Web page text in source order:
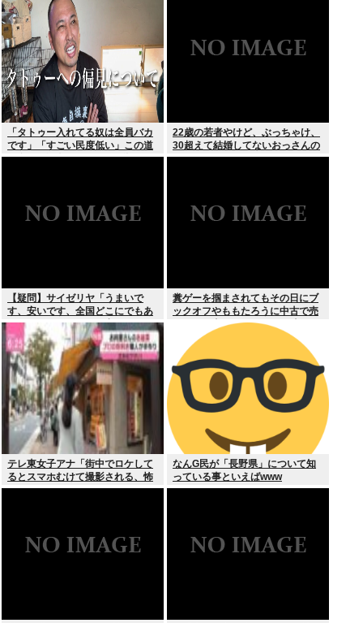
「タトゥー入れてる奴は全員バカ
です」「すごい民度低い」この道
23年の彫り師YouTuberの動画が
22歳の若者やけど、ぶっちゃけ、
30超えて結婚してないおっさんの
こと見下してる
【疑問】サイゼリヤ「うまいで
す、安いです、全国どこにでもあ
ります」←こいつの弱点
糞ゲーを掴まされてもその日にブ
ックオフやももたろうに中古で売
りつける事ができなくなる時代に
テレ東女子アナ「街中でロケして
るとスマホむけて撮影される、怖
いからやめてね」
なんG民が「長野県」について知
っている事といえばwww